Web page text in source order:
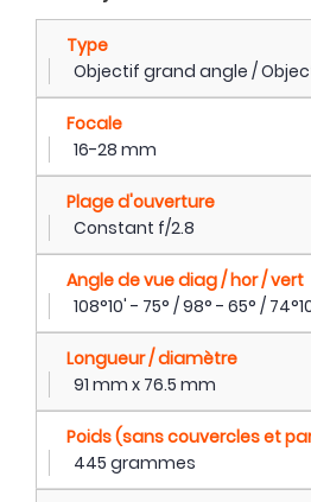
Type
Objectif grand angle /
Focale
16-28 mm
Plage d'ouverture
Constant f/2.8
Angle de vue diag / hor / vert
108°10' - 75° / 98° - 65° /
Longueur / diamètre
91 mm x 76.5 mm
Poids (sans couvercles et
445 grammes